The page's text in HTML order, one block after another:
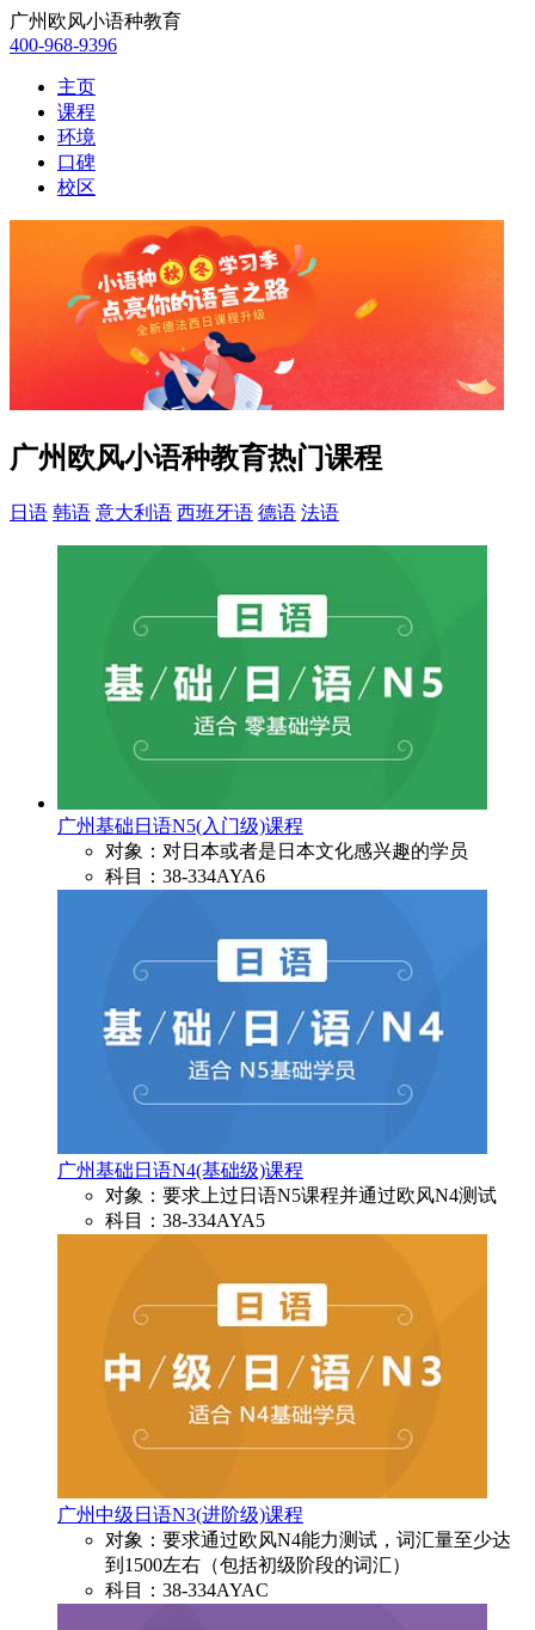
广州欧风小语种教育
400-968-9396
主页
课程
环境
口碑
校区
广州欧风小语种教育热门课程
日语 韩语 意大利语 西班牙语 德语 法语
广州基础日语N5(入门级)课程
对象：对日本或者是日本文化感兴趣的学员
科目：38-334AYA6
广州基础日语N4(基础级)课程
对象：要求上过日语N5课程并通过欧风N4测试
科目：38-334AYA5
广州中级日语N3(进阶级)课程
对象：要求通过欧风N4能力测试，词汇量至少达
到1500左右（包括初级阶段的词汇）
科目：38-334AYAC